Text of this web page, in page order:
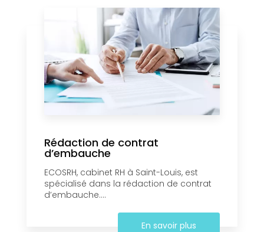
Rédaction de contrat
d’embauche
ECOSRH, cabinet RH à Saint-Louis, est
spécialisé dans la rédaction de contrat
d’embauche....
En savoir plus